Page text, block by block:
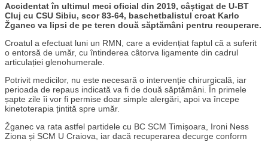
Accidentat în ultimul meci oficial din 2019, câștigat de U-BT
Cluj cu CSU Sibiu, scor 83-64, baschetbalistul croat Karlo
Žganec va lipsi de pe teren două săptămâni pentru recuperare.
Croatul a efectuat luni un RMN, care a evidențiat faptul că a suferit
o entorsă de umăr, cu întinderea câtorva ligamente din cadrul
articulației glenohumerale.
Potrivit medicilor, nu este necesară o intervenție chirurgicală, iar
perioada de repaus indicată va fi de două săptămâni. În primele
șapte zile îi vor fi permise doar simple alergări, apoi va începe
kinetoterapia țintită spre umăr.
Žganec va rata astfel partidele cu BC SCM Timișoara, Ironi Ness
Ziona și SCM U Craiova, iar dacă recuperarea decurge conform